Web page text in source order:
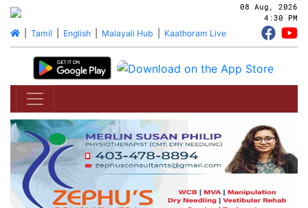
08 Aug, 2026
4:30 PM
| Tamil English| Malayali Hub Kaathoram Live